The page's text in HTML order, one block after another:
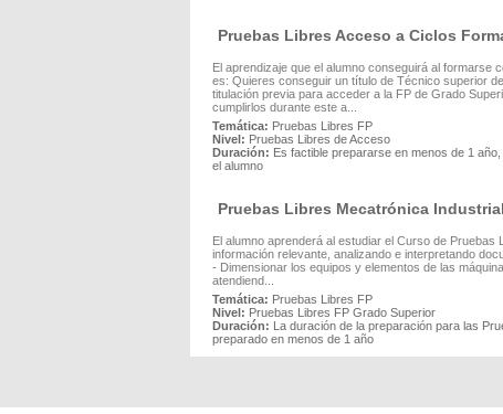
Pruebas Libres Acceso a Ciclos
El aprendizaje que el alumno conseguirá al
es: Quieres conseguir un título de Técnico superior
titulación previa para acceder a la FP de Grado
cumplirlos durante este a...
Temática: Pruebas Libres FP
Nivel: Pruebas Libres de Acceso
Duración: Es factible prepararse en menos de 1
el alumno
Pruebas Libres Mecatrónica Industrial
El alumno aprenderá al estudiar el Curso de
información relevante, analizando e interpretando
- Dimensionar los equipos y elementos de las
atendiend...
Temática: Pruebas Libres FP
Nivel: Pruebas Libres FP Grado Superior
Duración: La duración de la preparación para las
preparado en menos de 1 año